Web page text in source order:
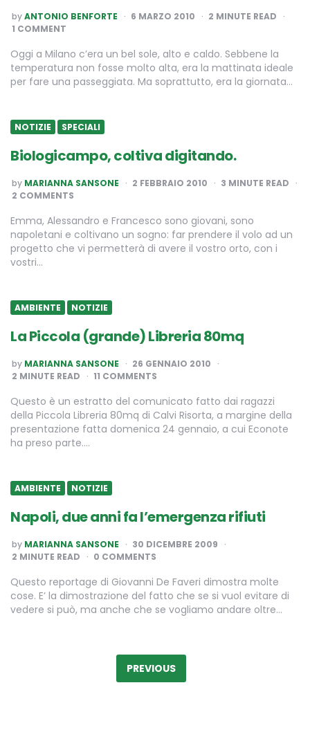
POSTED
BY
byANTONIO BENFORTE 6 MARZO 2010 2 MINUTE READ
1 COMMENT
Oggi a Milano c’era un bel sole, alto e caldo. Sebbene la
temperatura non fosse molto alta, era la mattinata ideale
per fare una passeggiata. Ma soprattutto, era la giornata…
NOTIZIE SPECIALI
Biologicampo, coltiva digitando.
POSTED
BY
by MARIANNA SANSONE 2 FEBBRAIO 2010 3 MINUTE READ
2 COMMENTS
Emma, Alessandro e Francesco sono giovani, sono
napoletani e coltivano un sogno: far prendere il volo ad un
progetto che vi permetterà di avere il vostro orto, con i
vostri…
AMBIENTE NOTIZIE
La Piccola (grande) Libreria 80mq
POSTED
BY
by MARIANNA SANSONE
26 GENNAIO 2010
2 MINUTE READ 11 COMMENTS
Questo è un estratto del comunicato fatto dai ragazzi
della Piccola Libreria 80mq di Calvi Risorta, a margine della
presentazione fatta domenica 24 gennaio, a cui Econote
ha preso parte….
AMBIENTE NOTIZIE
Napoli, due anni fa l’emergenza rifiuti
POSTED
BY
by MARIANNA SANSONE
30 DICEMBRE 2009
2 MINUTE READ 0 COMMENTS
Questo reportage di Giovanni De Faveri dimostra molte
cose. E’ la dimostrazione del fatto che se si vuol evitare di
vedere si può, ma anche che se vogliamo andare oltre…
PREVIOUS